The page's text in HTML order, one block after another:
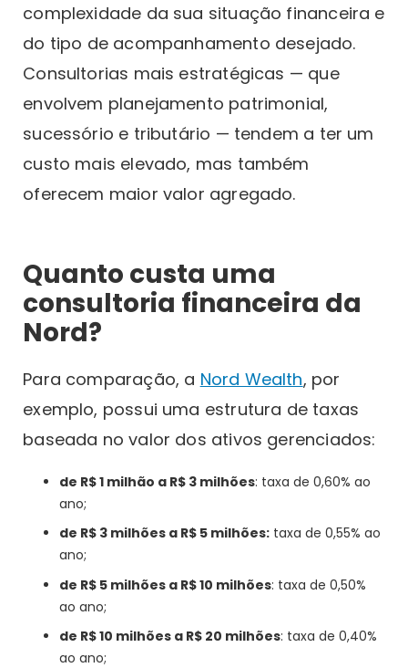
complexidade da sua situação financeira e
do tipo de acompanhamento desejado.
Consultorias mais estratégicas — que
envolvem planejamento patrimonial,
sucessório e tributário — tendem a ter um
custo mais elevado, mas também
oferecem maior valor agregado.
Quanto custa uma
consultoria financeira da
Nord?
Para comparação, a Nord Wealth, por
exemplo, possui uma estrutura de taxas
baseada no valor dos ativos gerenciados:
de R$ 1 milhão a R$ 3 milhões: taxa de 0,60% ao
ano;
de R$ 3 milhões a R$ 5 milhões: taxa de 0,55% ao
ano;
de R$ 5 milhões a R$ 10 milhões: taxa de 0,50%
ao ano;
de R$ 10 milhões a R$ 20 milhões: taxa de 0,40%
ao ano;